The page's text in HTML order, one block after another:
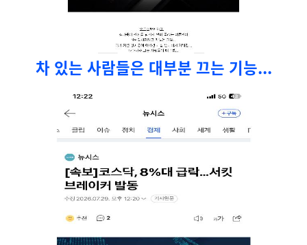
차 있는 사람들은 대부분 끄는 기능...